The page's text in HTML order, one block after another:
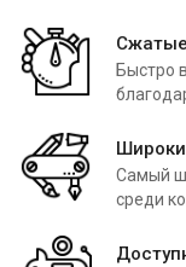
Быстро
Самый
среди